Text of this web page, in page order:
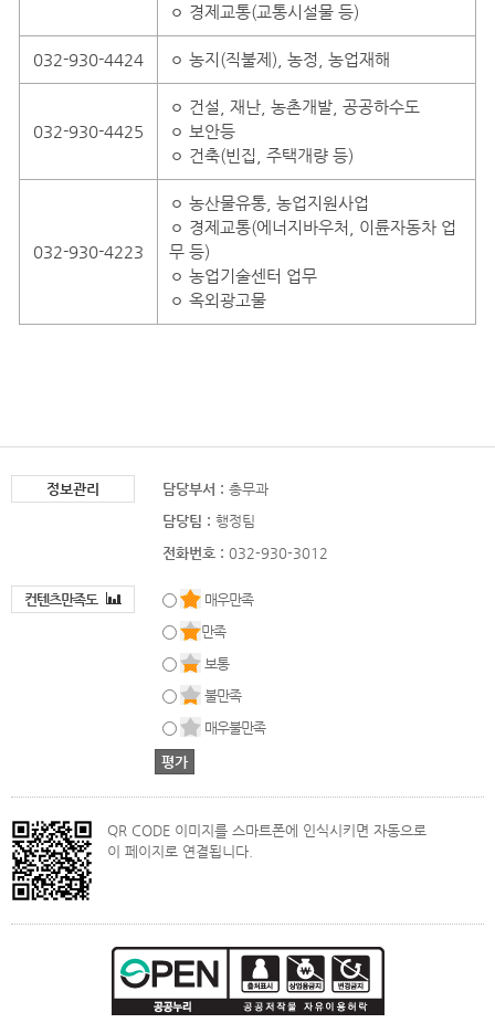
ㅇ 경제교통(교통시설물 등)
032-930-4424 ㅇ 농지(직불제), 농정, 농업재해
032-930-4425
ㅇ 건설, 재난, 농촌개발, 공공하수도
ㅇ 보안등
ㅇ 건축(빈집, 주택개량 등)
032-930-4223
ㅇ 농산물유통, 농업지원사업
ㅇ 경제교통(에너지바우처, 이륜자동차 업
무 등)
ㅇ 농업기술센터 업무
ㅇ 옥외광고물
정보관리 담당부서 : 총무과
담당팀 : 행정팀
전화번호 : 032-930-3012
컨텐츠만족도
매우만족
만족
보통
불만족
매우불만족
QR CODE 이미지를 스마트폰에 인식시키면 자동으로
이 페이지로 연결됩니다.